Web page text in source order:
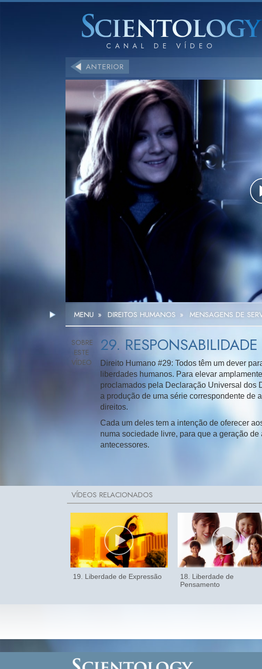
ANTERIOR
MENU » DIREITOS HUMANOS » MENSAGENS DE
29. RESPONSABILIDADE
Direito Humano #29: Todos têm um dever
liberdades humanos. Para elevar
proclamados pela Declaração Universal dos
a produção de uma série correspondente de
direitos.
Cada um deles tem a intenção de oferecer
numa sociedade livre, para que a geração
antecessores.
19. Liberdade de Expressão
18. Liberdade de
Pensamento